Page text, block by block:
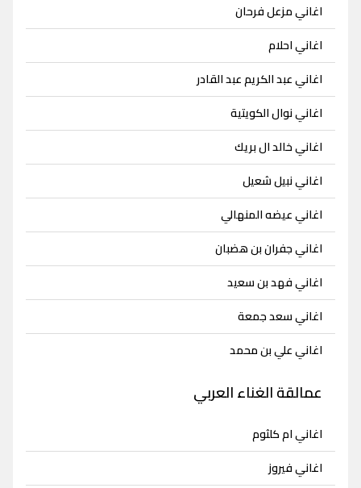
اغاني مزعل فرحان
اغاني احلام
اغاني عبد الكريم عبد القادر
اغاني نوال الكويتية
اغاني خالد ال بريك
اغاني نبيل شعيل
اغاني عيضه المنهالي
اغاني جفران بن هضبان
اغاني فهد بن سعيد
اغاني سعد جمعة
اغاني علي بن محمد
عمالقة الغناء العربي
اغاني ام كلثوم
اغاني فيروز